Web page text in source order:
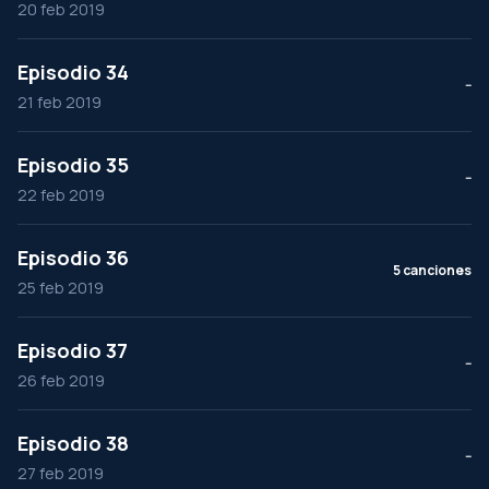
20 feb 2019
Episodio 34
21 feb 2019
--
Episodio 35
22 feb 2019
--
Episodio 36
25 feb 2019
5 canciones
Episodio 37
26 feb 2019
--
Episodio 38
27 feb 2019
--